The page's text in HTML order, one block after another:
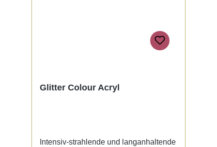
Glitter Colour Acryl
Intensiv-strahlende und langanhaltende